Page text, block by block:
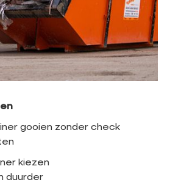
gooien zonder check
kiezen
duurder